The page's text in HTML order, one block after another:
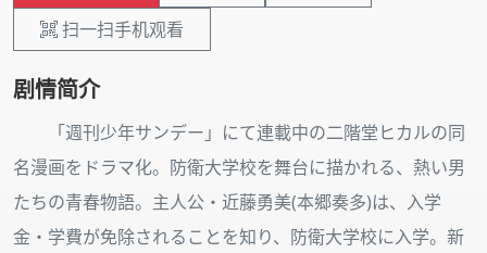
扫一扫手机观看
剧情简介
「週刊少年サンデー」にて連載中の二階堂ヒカルの同
名漫画をドラマ化。防衛大学校を舞台に描かれる、熱い男
たちの青春物語。主人公・近藤勇美(本郷奏多)は、入学
金・学費が免除されることを知り、防衛大学校に入学。新